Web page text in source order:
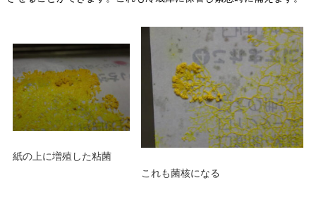
紙の上に増殖した粘菌
これも菌核になる